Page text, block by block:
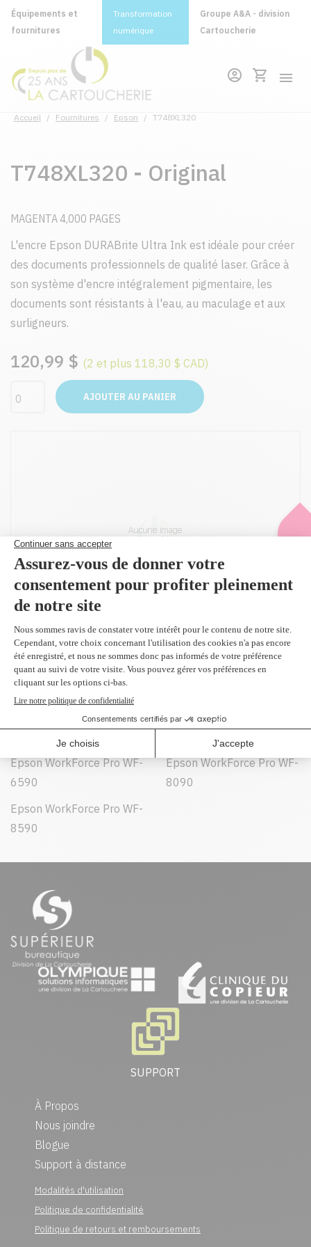
Équipements et
fournitures
Transformation
numérique
Groupe A&A - division
Cartoucherie
Accueil / Fournitures / Epson / T748XL320
T748XL320 - Original
MAGENTA 4,000 PAGES
L'encre Epson DURABrite Ultra Ink est idéale pour créer
des documents professionnels de qualité laser. Grâce à
son système d'encre intégralement pigmentaire, les
documents sont résistants à l'eau, au maculage et aux
surligneurs.
120,99 $ (2 et plus 118,30 $ CAD)
AJOUTER AU PANIER
Peut être utilisé dans :
Epson WorkForce Pro WF-
Epson WorkForce Pro WF-
Epson WorkForce Pro WF-
6590
Epson WorkForce Pro WF-
8090
Epson WorkForce Pro WF-
8590
SUPPORT
À Propos
Nous joindre
Blogue
Support à distance
Modalités d'utilisation
Politique de confidentialité
Politique de retours et remboursements